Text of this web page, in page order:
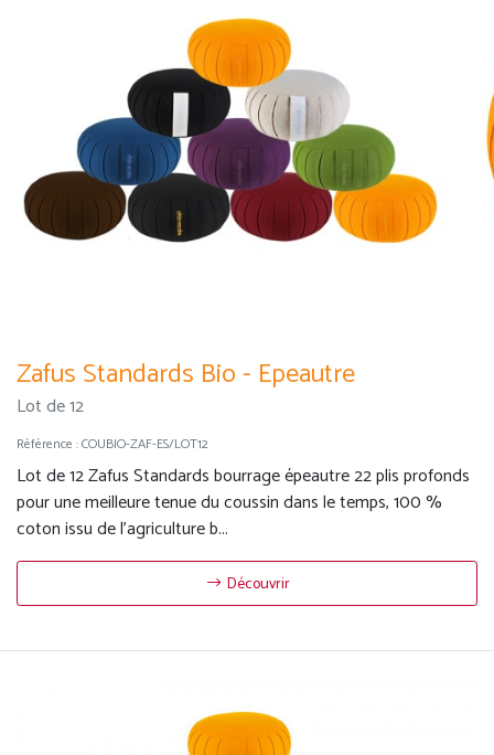
Zafus Standards Bio - Epeautre
Lot de 12
Référence :COUBIO-ZAF-ES/LOT12
Lot de 12 Zafus Standards bourrage épeautre 22 plis profonds
pour une meilleure tenue du coussin dans le temps, 100 %
coton issu de l'agriculture b...
Découvrir